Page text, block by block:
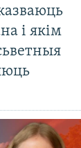
і якім